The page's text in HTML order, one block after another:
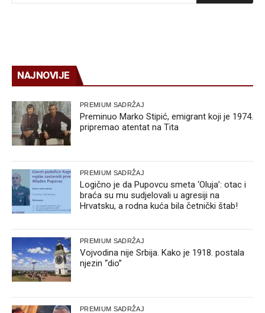
NAJNOVIJE
PREMIUM SADRŽAJ
Preminuo Marko Stipić, emigrant koji je 1974.
pripremao atentat na Tita
PREMIUM SADRŽAJ
Logično je da Pupovcu smeta ‘Oluja’: otac i
braća su mu sudjelovali u agresiji na
Hrvatsku, a rodna kuća bila četnički štab!
PREMIUM SADRŽAJ
Vojvodina nije Srbija. Kako je 1918. postala
njezin “dio”
PREMIUM SADRŽAJ